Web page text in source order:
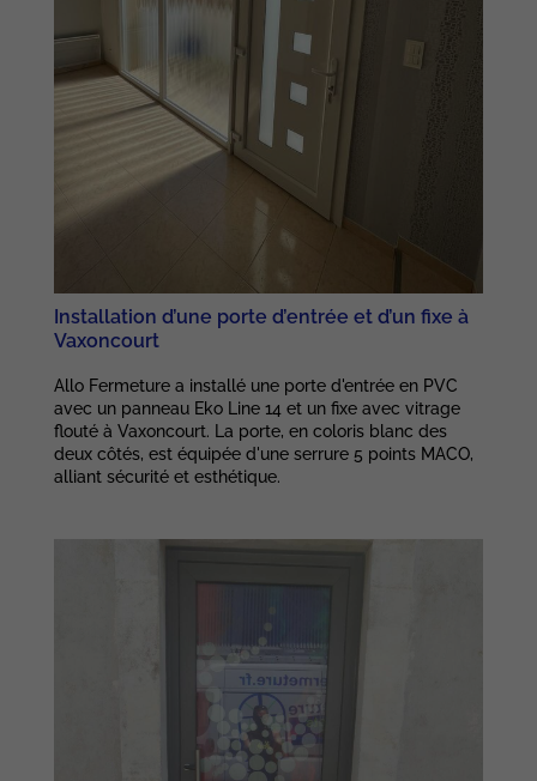
Installation d’une porte d’entrée et d’un fixe à
Vaxoncourt
Allo Fermeture a installé une porte d'entrée en PVC
avec un panneau Eko Line 14 et un fixe avec vitrage
flouté à Vaxoncourt. La porte, en coloris blanc des
deux côtés, est équipée d'une serrure 5 points MACO,
alliant sécurité et esthétique.